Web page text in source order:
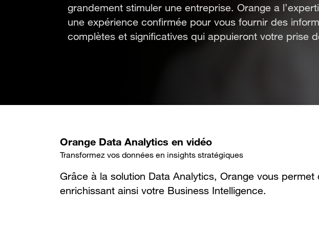
grandement stimuler une entreprise. Orange a
une expérience confirmée pour vous fournir des
complètes et significatives qui appuieront votre prise
Orange Data Analytics en vidéo
Transformez vos données en insights stratégiques
Grâce à la solution Data Analytics, Orange vous
enrichissant ainsi votre Business Intelligence.